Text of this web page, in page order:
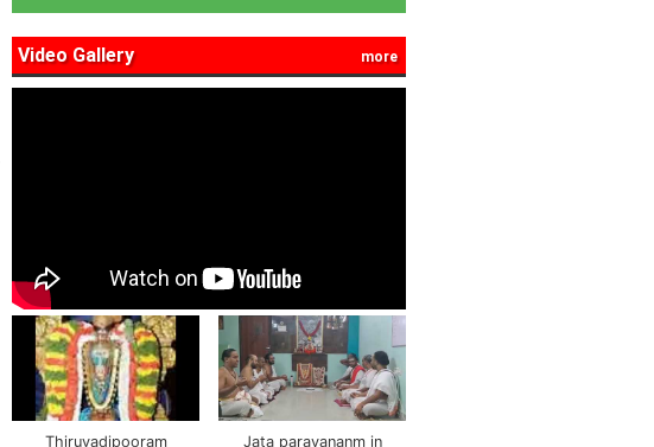
Video Gallery more
Thiruvadipooram
Jata parayananm in